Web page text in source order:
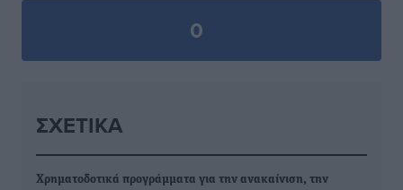
0
ΣΧΕΤΙΚΆ
Χρηματοδοτικά προγράμματα για την ανακαίνιση, την